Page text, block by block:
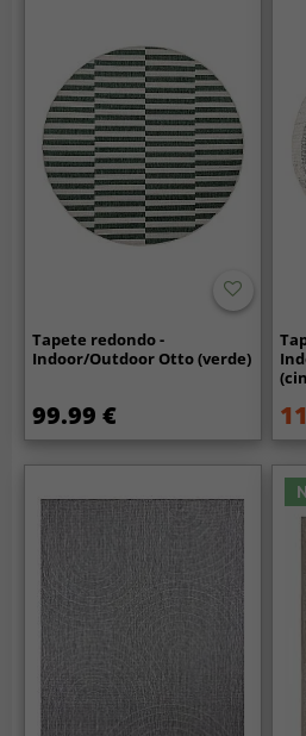
Tapete redondo -
Indoor/Outdoor Otto (verde)
99.99 €